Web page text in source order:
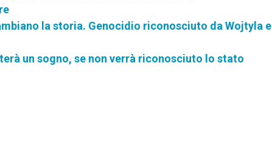
la storia. Genocidio riconosciuto da Wojtyla e
un sogno, se non verrà riconosciuto lo stato